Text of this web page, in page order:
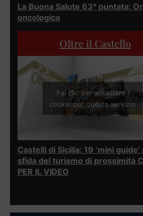
La Buona Salute 63° puntata:
oncologica
Oltre il Castello
Fai clic per accettare i
cookie per questo servizio
Castelli di Sicilia: 19 ‘mini guide’
sfida del turismo di prossimità
PER IL VIDEO